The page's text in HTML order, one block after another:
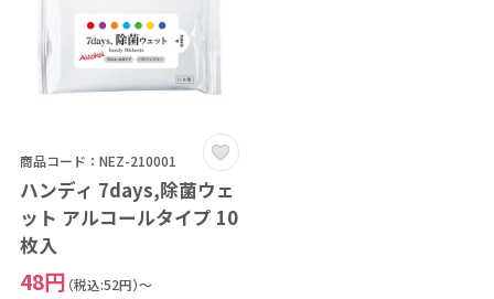
商品コード：NEZ-210001
ハンディ 7days,除菌ウェ
ット アルコールタイプ 10
枚入
48円 （税込:52円）～